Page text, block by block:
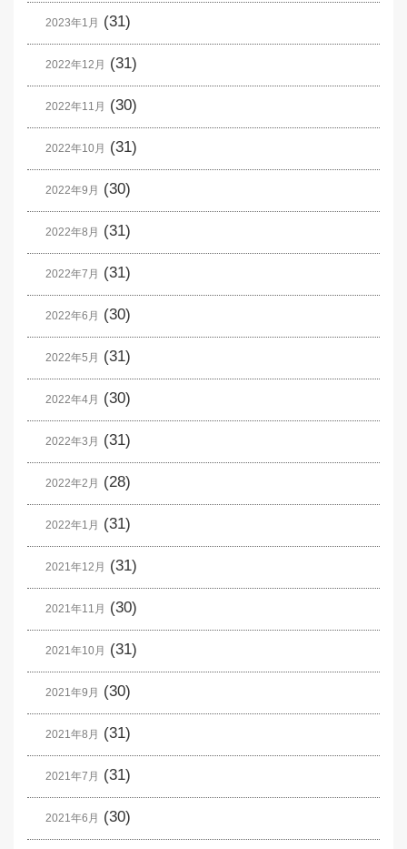
2023年1月 (31)
2022年12月 (31)
2022年11月 (30)
2022年10月 (31)
2022年9月 (30)
2022年8月 (31)
2022年7月 (31)
2022年6月 (30)
2022年5月 (31)
2022年4月 (30)
2022年3月 (31)
2022年2月 (28)
2022年1月 (31)
2021年12月 (31)
2021年11月 (30)
2021年10月 (31)
2021年9月 (30)
2021年8月 (31)
2021年7月 (31)
2021年6月 (30)